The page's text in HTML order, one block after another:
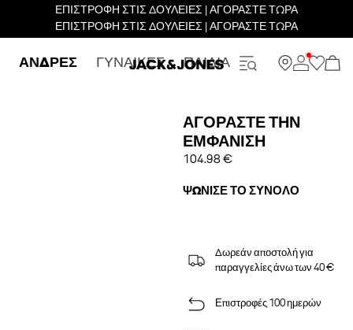
ΕΠΙΣΤΡΟΦΗ ΣΤΙΣ ΔΟΥΛΕΙΕΣ | ΑΓΟΡΑΣΤΕ ΤΩΡΑ
ΕΠΙΣΤΡΟΦΗ ΣΤΙΣ ΔΟΥΛΕΙΕΣ | ΑΓΟΡΑΣΤΕ ΤΩΡΑ
ΑΝΔΡΕΣ ΓΥΝΑΙΚΕΣ ΠΑΙΔΙΑ
ΑΓΟΡΆΣΤΕ ΤΗΝ
ΕΜΦΆΝΙΣΗ
104.98 €
ΨΏΝΙΣΕ ΤΟ ΣΎΝΟΛΟ
Δωρεάν αποστολή για
παραγγελίες άνω των 40 €
Επιστροφές 100 ημερών